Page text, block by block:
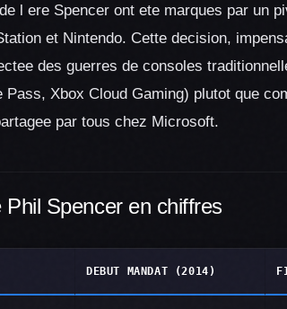
l ere Spencer ont ete marques par un
et Nintendo. Cette decision,
des guerres de consoles
Pass, Xbox Cloud Gaming) plutot que
par tous chez Microsoft.
Phil Spencer en chiffres
DEBUT MANDAT (2014)